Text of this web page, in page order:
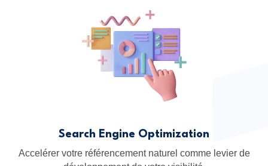
Search Engine Optimization
Accelérer votre référencement naturel comme levier de